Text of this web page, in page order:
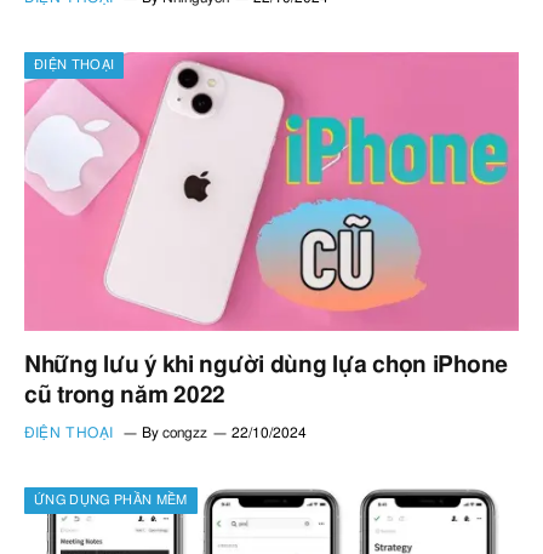
ĐIỆN THOẠI
Những lưu ý khi người dùng lựa chọn iPhone
cũ trong năm 2022
ĐIỆN THOẠI By congzz 22/10/2024
ỨNG DỤNG PHẦN MỀM